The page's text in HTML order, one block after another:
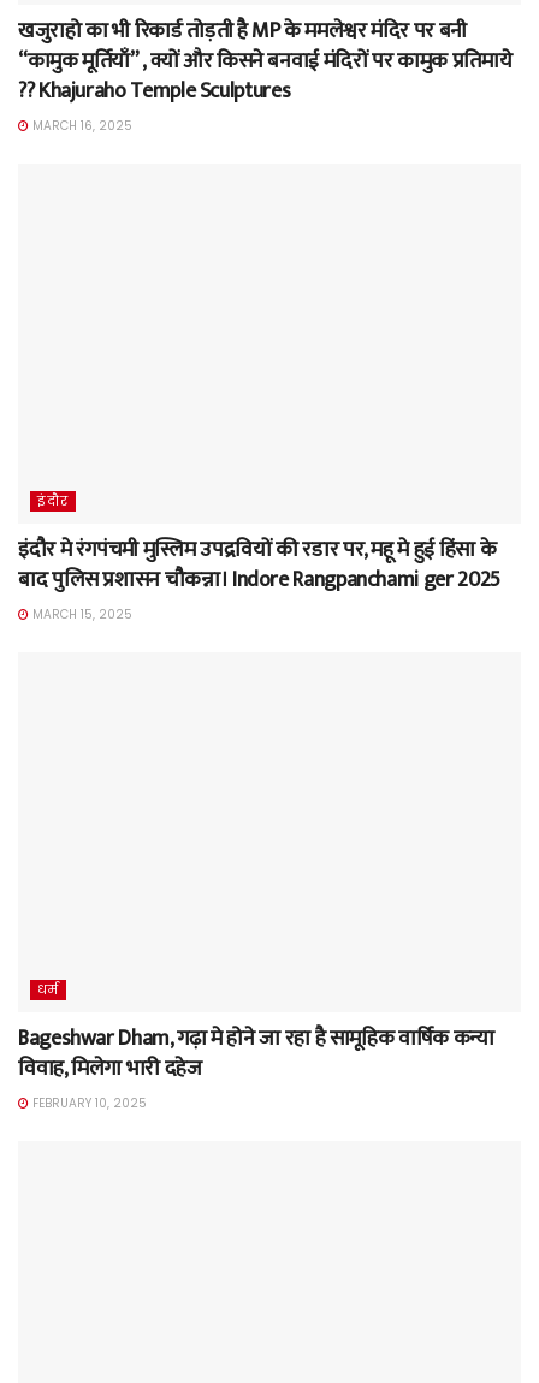
खजुराहो का भी रिकार्ड तोड़ती है MP के ममलेश्वर मंदिर पर बनी
“कामुक मूर्तियाँ” , क्यों और किसने बनवाई मंदिरों पर कामुक प्रतिमाये
?? Khajuraho Temple Sculptures
MARCH 16, 2025
इंदौर
इंदौर मे रंगपंचमी मुस्लिम उपद्रवियों की रडार पर, महू मे हुई हिंसा के
बाद पुलिस प्रशासन चौकन्ना। Indore Rangpanchami ger 2025
MARCH 15, 2025
धर्म
Bageshwar Dham, गढ़ा मे होने जा रहा है सामूहिक वार्षिक कन्या
विवाह, मिलेगा भारी दहेज
FEBRUARY 10, 2025